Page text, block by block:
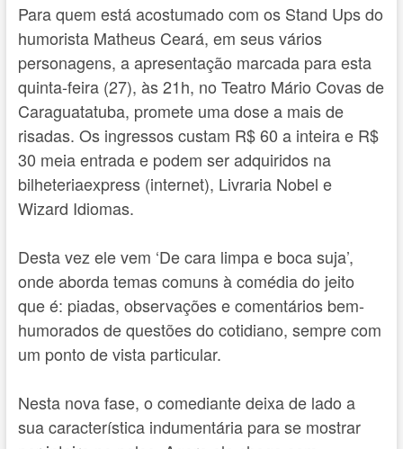
Para quem está acostumado com os Stand Ups do
humorista Matheus Ceará, em seus vários
personagens, a apresentação marcada para esta
quinta-feira (27), às 21h, no Teatro Mário Covas de
Caraguatatuba, promete uma dose a mais de
risadas. Os ingressos custam R$ 60 a inteira e R$
30 meia entrada e podem ser adquiridos na
bilheteriaexpress (internet), Livraria Nobel e
Wizard Idiomas.
Desta vez ele vem ‘De cara limpa e boca suja’,
onde aborda temas comuns à comédia do jeito
que é: piadas, observações e comentários bem-
humorados de questões do cotidiano, sempre com
um ponto de vista particular.
Nesta nova fase, o comediante deixa de lado a
sua característica indumentária para se mostrar